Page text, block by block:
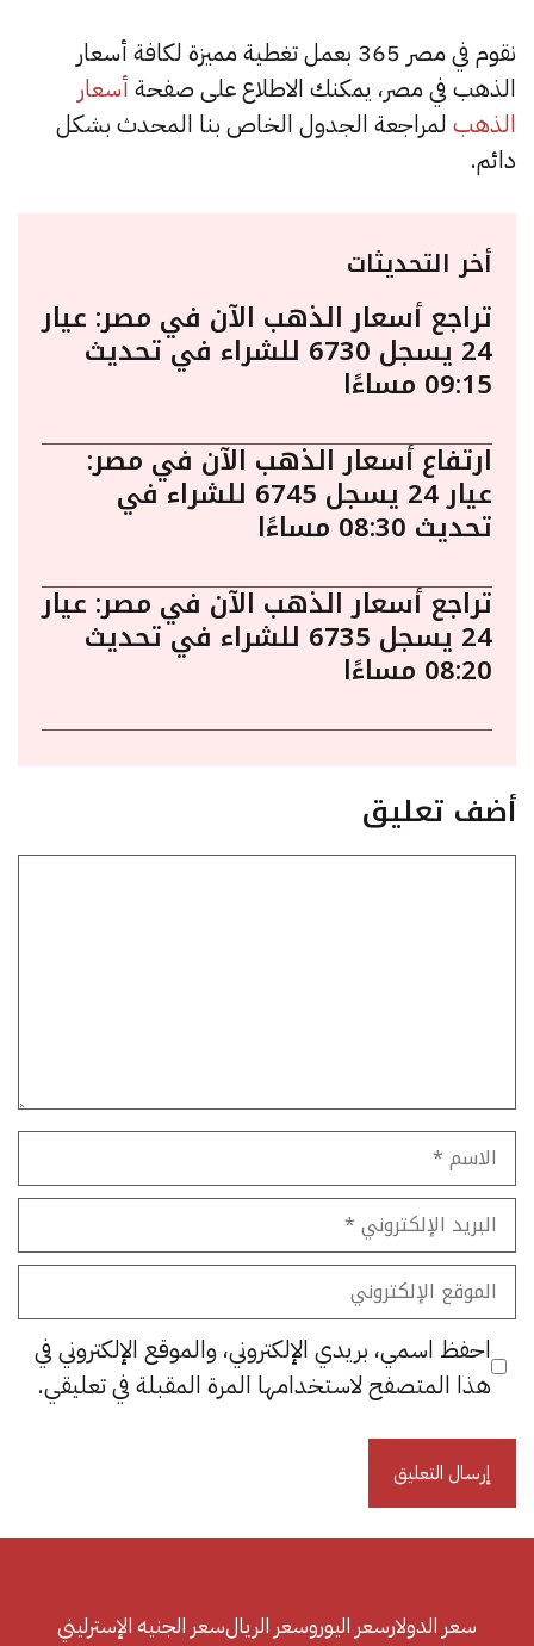
نقوم في مصر 365 بعمل تغطية مميزة لكافة أسعار
الذهب في مصر، يمكنك الاطلاع على صفحة أسعار
الذهب لمراجعة الجدول الخاص بنا المحدث بشكل
دائم.
أخر التحديثات
تراجع أسعار الذهب الآن في مصر: عيار
24 يسجل 6730 للشراء في تحديث
09:15 مساءًا
ارتفاع أسعار الذهب الآن في مصر:
عيار 24 يسجل 6745 للشراء في
تحديث 08:30 مساءًا
تراجع أسعار الذهب الآن في مصر: عيار
24 يسجل 6735 للشراء في تحديث
08:20 مساءًا
أضف تعليق
الاسم
البريد
الإلكتروني
الموقع
الإلكتروني
احفظ اسمي، بريدي الإلكتروني، والموقع الإلكتروني في
هذا المتصفح لاستخدامها المرة المقبلة في تعليقي.
سعر الدولارسعر اليوروسعر الريالسعر الجنيه الإسترليني